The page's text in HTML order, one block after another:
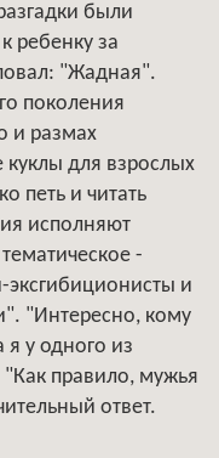
были
ребенку за
"Жадная".
поколения
и размах
для взрослых
петь и читать
исполняют
-
эксгибиционисты и
"Интересно, кому
я у одного из
правило, мужья
ответ.